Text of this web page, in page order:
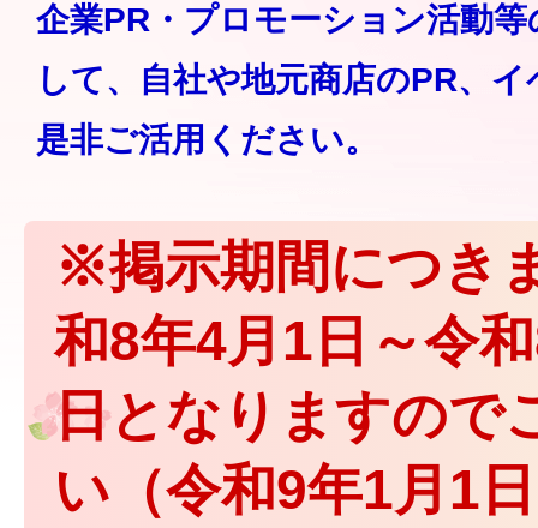
企業PR・プロモーション活動
して、自社や地元商店のPR、
是非ご活用ください。
※掲示期間につき
和8年4月1日～令
日となりますので
い（令和9年1月1